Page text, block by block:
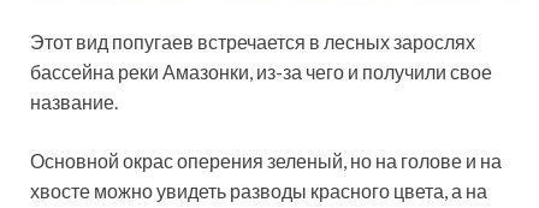
Этот вид попугаев встречается в лесных зарослях
бассейна реки Амазонки, из-за чего и получили свое
название.
Основной окрас оперения зеленый, но на голове и на
хвосте можно увидеть разводы красного цвета, а на